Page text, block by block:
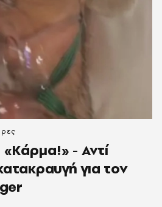
«Κάρμα!» - Αντί
για τον